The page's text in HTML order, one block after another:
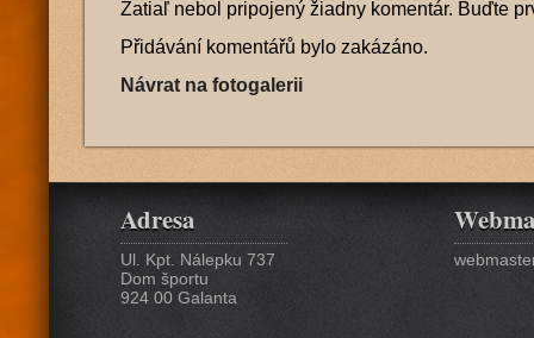
Zatiaľ nebol pripojený žiadny komentár. Buďte
Přidávání komentářů bylo zakázáno.
Návrat na fotogalerii
Adresa
Ul. Kpt. Nálepku 737
Dom športu
924 00 Galanta